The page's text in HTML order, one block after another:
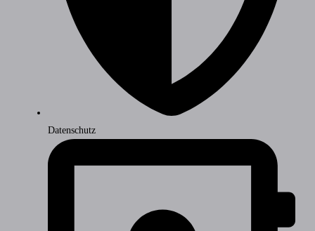
Datenschutz